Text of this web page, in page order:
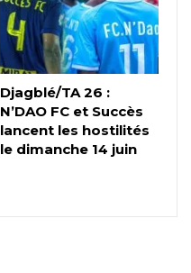
Djagblé/TA 26 :
N’DAO FC et Succès
lancent les hostilités
le dimanche 14 juin